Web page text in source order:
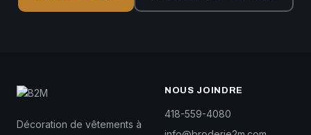
Décoration de vêtements à
NOUS JOINDRE
418-559-4080